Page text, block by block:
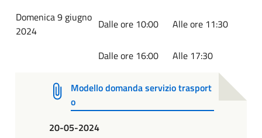
Domenica 9 giugno
2024
Dalle ore 10:00 Alle ore 11:30
Dalle ore 16:00 Alle 17:30
Modello domanda servizio trasport
o
20-05-2024